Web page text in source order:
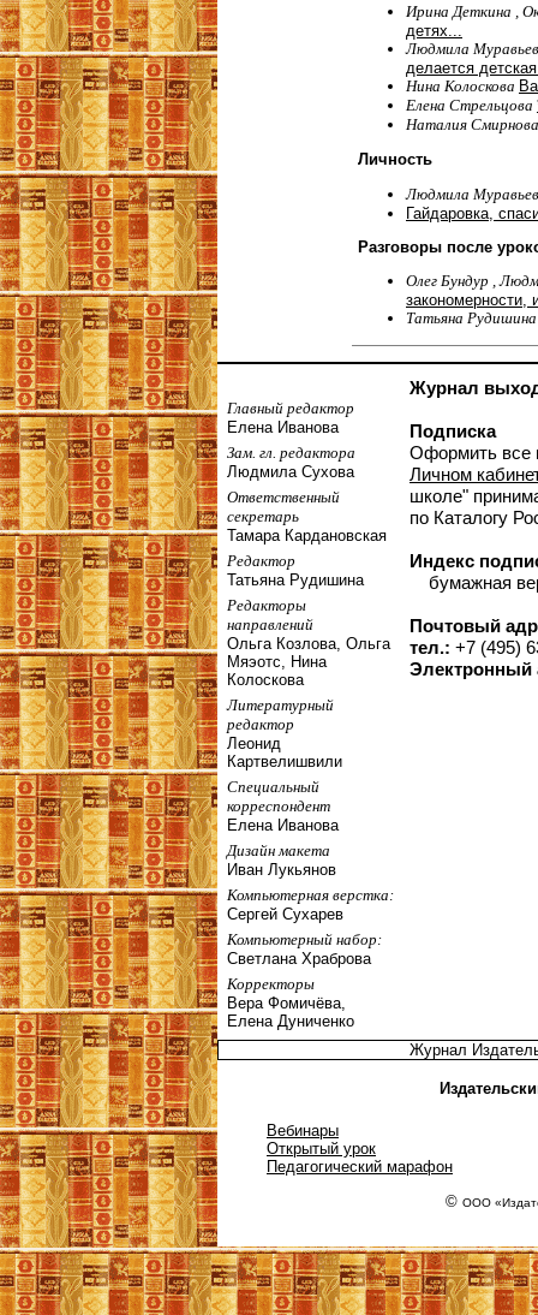
Ирина Деткина ,
детях...
Людмила
делается
Нина Колоскова
Елена Стрельцова
Наталия
Личность
Людмила
Гайдаровка,
Разговоры после
Олег Бундур ,
закономерности,
Татьяна
Главный редактор
Елена Иванова
Зам. гл. редактора
Людмила Сухова
Ответственный
секретарь
Тамара Кардановская
Редактор
Татьяна Рудишина
Редакторы
направлений
Ольга Козлова, Ольга
Мяэотс, Нина
Колоскова
Литературный
редактор
Леонид
Картвелишвили
Специальный
корреспондент
Елена Иванова
Дизайн макета
Иван Лукьянов
Компьютерная верстка:
Сергей Сухарев
Компьютерный набор:
Светлана Храброва
Корректоры
Вера Фомичёва,
Елена Дуниченко
Журнал
Подписка
Оформить все
Личном
школе"
по Каталогу
Индекс
бумажная
Почтовый
тел.: +7 (495)
Электронный
Журнал
Вебинары
Открытый урок
Педагогический марафон
© ООО